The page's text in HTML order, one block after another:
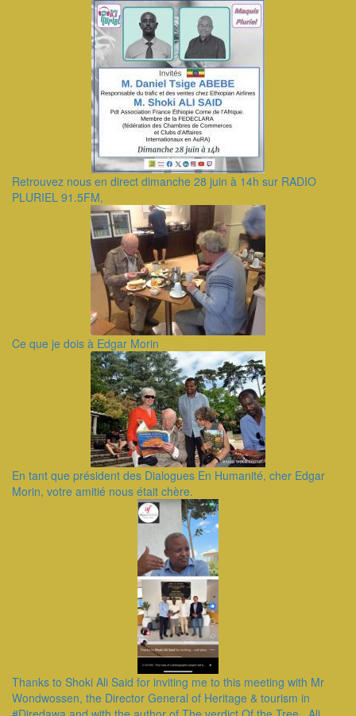
Retrouvez nous en direct dimanche 28 juin à 14h sur RADIO
PLURIEL 91.5FM,
Ce que je dois à Edgar Morin
En tant que président des Dialogues En Humanité, cher Edgar
Morin, votre amitié nous était chère.
Thanks to Shoki Ali Said for inviting me to this meeting with Mr
Wondwossen, the Director General of Heritage & tourism in